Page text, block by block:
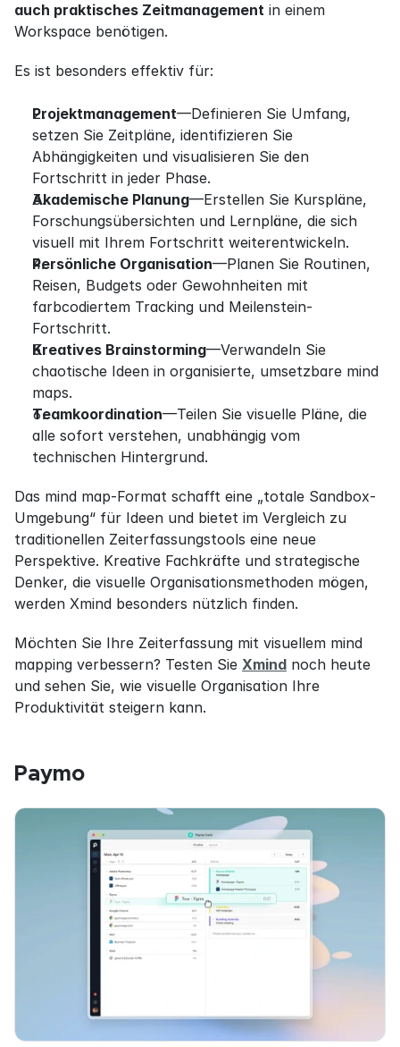
auch praktisches Zeitmanagement in einem
Workspace benötigen.
Es ist besonders effektiv für:
Projektmanagement—Definieren Sie Umfang,
setzen Sie Zeitpläne, identifizieren Sie
Abhängigkeiten und visualisieren Sie den
Fortschritt in jeder Phase.
Akademische Planung—Erstellen Sie Kurspläne,
Forschungsübersichten und Lernpläne, die sich
visuell mit Ihrem Fortschritt weiterentwickeln.
Persönliche Organisation—Planen Sie Routinen,
Reisen, Budgets oder Gewohnheiten mit
farbcodiertem Tracking und Meilenstein-
Fortschritt.
Kreatives Brainstorming—Verwandeln Sie
chaotische Ideen in organisierte, umsetzbare mind
maps.
Teamkoordination—Teilen Sie visuelle Pläne, die
alle sofort verstehen, unabhängig vom
technischen Hintergrund.
Das mind map-Format schafft eine „totale Sandbox-
Umgebung“ für Ideen und bietet im Vergleich zu
traditionellen Zeiterfassungstools eine neue
Perspektive. Kreative Fachkräfte und strategische
Denker, die visuelle Organisationsmethoden mögen,
werden Xmind besonders nützlich finden.
Möchten Sie Ihre Zeiterfassung mit visuellem mind
mapping verbessern? Testen Sie Xmind noch heute
und sehen Sie, wie visuelle Organisation Ihre
Produktivität steigern kann.
Paymo